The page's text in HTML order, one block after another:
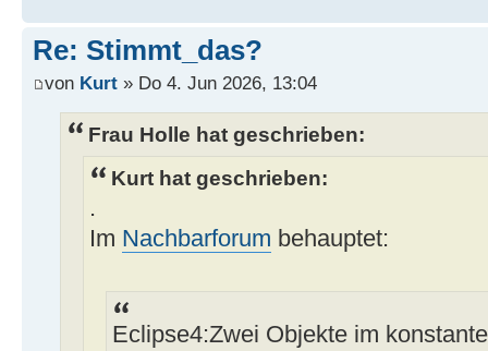
Re: Stimmt_das?
von Kurt » Do 4. Jun 2026, 13:04
Frau Holle hat geschrieben:
Kurt hat geschrieben:
.
Im Nachbarforum behauptet:
Eclipse4:Zwei Objekte im